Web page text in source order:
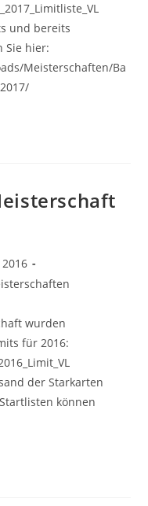
und bereits
Sie hier:
Meisterschaften/Ba
wurden
für 2016:
der Starkarten
können